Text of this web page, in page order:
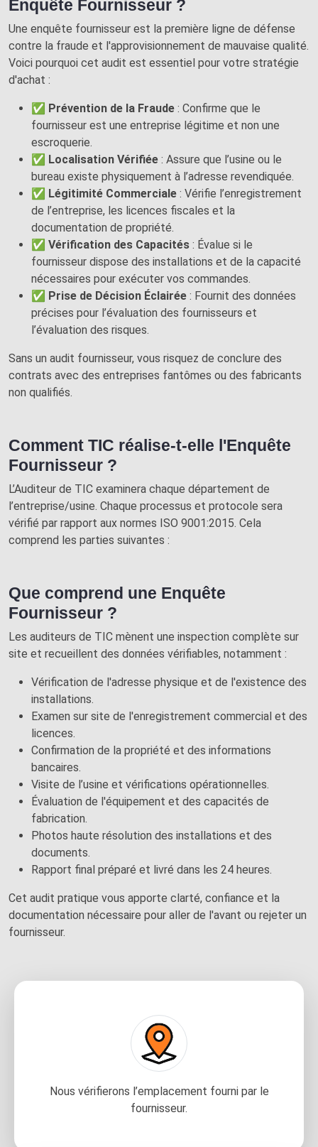
Enquête Fournisseur ?
Une enquête fournisseur est la première ligne de défense
contre la fraude et l'approvisionnement de mauvaise qualité.
Voici pourquoi cet audit est essentiel pour votre stratégie
d'achat :
✅ Prévention de la Fraude : Confirme que le
fournisseur est une entreprise légitime et non une
escroquerie.
✅ Localisation Vérifiée : Assure que l’usine ou le
bureau existe physiquement à l’adresse revendiquée.
✅ Légitimité Commerciale : Vérifie l’enregistrement
de l’entreprise, les licences fiscales et la
documentation de propriété.
✅ Vérification des Capacités : Évalue si le
fournisseur dispose des installations et de la capacité
nécessaires pour exécuter vos commandes.
✅ Prise de Décision Éclairée : Fournit des données
précises pour l’évaluation des fournisseurs et
l’évaluation des risques.
Sans un audit fournisseur, vous risquez de conclure des
contrats avec des entreprises fantômes ou des fabricants
non qualifiés.
Comment TIC réalise-t-elle l'Enquête
Fournisseur ?
L’Auditeur de TIC examinera chaque département de
l’entreprise/usine. Chaque processus et protocole sera
vérifié par rapport aux normes ISO 9001:2015. Cela
comprend les parties suivantes :
Que comprend une Enquête
Fournisseur ?
Les auditeurs de TIC mènent une inspection complète sur
site et recueillent des données vérifiables, notamment :
Vérification de l'adresse physique et de l'existence des
installations.
Examen sur site de l'enregistrement commercial et des
licences.
Confirmation de la propriété et des informations
bancaires.
Visite de l’usine et vérifications opérationnelles.
Évaluation de l'équipement et des capacités de
fabrication.
Photos haute résolution des installations et des
documents.
Rapport final préparé et livré dans les 24 heures.
Cet audit pratique vous apporte clarté, confiance et la
documentation nécessaire pour aller de l'avant ou rejeter un
fournisseur.
Nous vérifierons l’emplacement fourni par le
fournisseur.